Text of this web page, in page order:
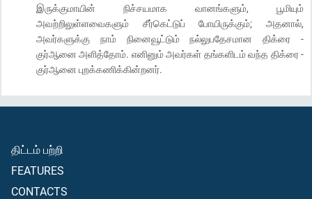
இருக்குமாயின் நிச்சயமாக வானங்களும், பூமியும்
அவற்றிலுள்ளவைகளும் சீர்கெட்டுப் போயிருக்கும்; அதனால்,
அவர்களுக்கு நாம் நினைவூட்டும் நல்லுபதேசமான திக்ரை -
குர்ஆனை அளித்தோம். எனினும் அவர்கள் தங்களிடம் வந்த திக்ரை -
குர்ஆனை புறக்கணிக்கின்றனர்.
திட்டம் பற்றி
FEATURES
CONTACTS